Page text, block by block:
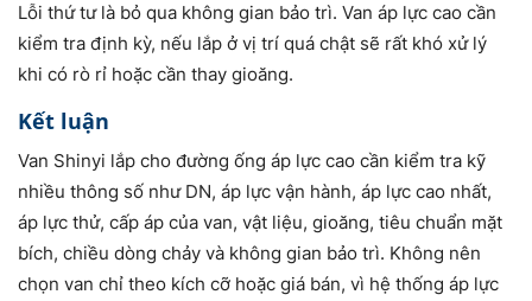
Lỗi thứ tư là bỏ qua không gian bảo trì. Van áp lực cao cần
kiểm tra định kỳ, nếu lắp ở vị trí quá chật sẽ rất khó xử lý
khi có rò rỉ hoặc cần thay gioăng.
Kết luận
Van Shinyi lắp cho đường ống áp lực cao cần kiểm tra kỹ
nhiều thông số như DN, áp lực vận hành, áp lực cao nhất,
áp lực thử, cấp áp của van, vật liệu, gioăng, tiêu chuẩn mặt
bích, chiều dòng chảy và không gian bảo trì. Không nên
chọn van chỉ theo kích cỡ hoặc giá bán, vì hệ thống áp lực